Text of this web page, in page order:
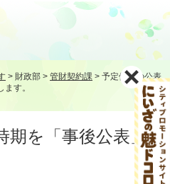
> 財政部 > 管財契約課 > 予定価格の公表
す。
期を「事後公表」